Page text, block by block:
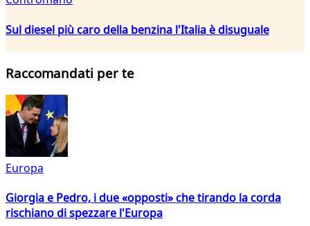
Sul diesel più caro della benzina l'Italia è disuguale
Raccomandati per te
Europa
Giorgia e Pedro, i due «opposti» che tirando la corda
rischiano di spezzare l'Europa